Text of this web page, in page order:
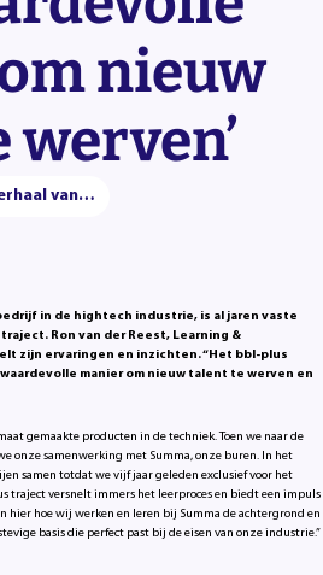
nieuw
van…
in de hightech industrie, is al jaren vaste
Ron van der Reest, Learning &
zijn ervaringen en inzichten. “Het bbl-plus
manier om nieuw talent te werven en
gemaakte producten in de techniek. Toen we naar de
onze samenwerking met Summa, onze buren. In het
samen totdat we vijf jaar geleden exclusief voor het
traject versnelt immers het leerproces en biedt een impuls
hier hoe wij werken en leren bij Summa de achtergrond en
basis die perfect past bij de eisen van onze industrie.”